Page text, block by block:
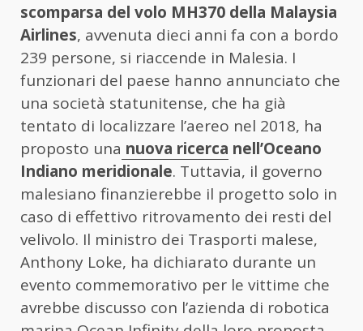
scomparsa del volo MH370 della Malaysia
Airlines, avvenuta dieci anni fa con a bordo
239 persone, si riaccende in Malesia. I
funzionari del paese hanno annunciato che
una società statunitense, che ha già
tentato di localizzare l’aereo nel 2018, ha
proposto una nuova ricerca nell’Oceano
Indiano meridionale. Tuttavia, il governo
malesiano finanzierebbe il progetto solo in
caso di effettivo ritrovamento dei resti del
velivolo. Il ministro dei Trasporti malese,
Anthony Loke, ha dichiarato durante un
evento commemorativo per le vittime che
avrebbe discusso con l’azienda di robotica